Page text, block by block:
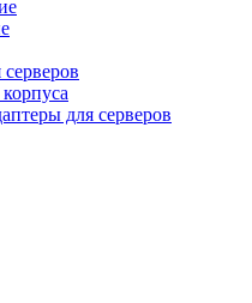
для серверов